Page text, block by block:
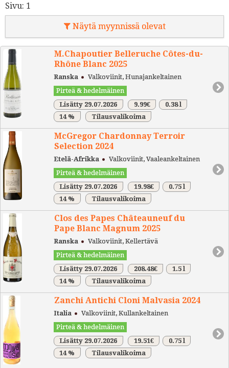
Sivu: 1
Näytä myynnissä olevat
M.Chapoutier Belleruche Côtes-du-
Rhône Blanc 2025
Ranska
Valkoviinit, Hunajankeltainen
Pirteä & hedelmäinen
Lisätty 29.07.2026
9.99€
0.38 l
14 %
Tilausvalikoima
McGregor Chardonnay Terroir
Selection 2024
Etelä-Afrikka
Valkoviinit, Vaaleankeltainen
Pirteä & hedelmäinen
Lisätty 29.07.2026
19.98€
0.75 l
14 %
Tilausvalikoima
Clos des Papes Châteauneuf du
Pape Blanc Magnum 2025
Ranska
Valkoviinit, Kellertävä
Pirteä & hedelmäinen
Lisätty 29.07.2026
208.48€
1.5 l
14 %
Tilausvalikoima
Zanchi Antichi Cloni Malvasia 2024
Italia
Valkoviinit, Kullankeltainen
Pirteä & hedelmäinen
Lisätty 29.07.2026
19.51€
0.75 l
14 %
Tilausvalikoima